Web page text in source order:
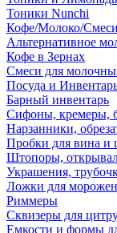
Тоники Nunchi
Кофе/Молоко/
Альтернативное
Кофе в Зернах
Смеси для
Посуда и
Барный инвентарь
Сифоны, кремеры,
Нарзанники,
Пробки для вина и
Штопоры,
Украшения,
Ложки для
Риммеры
Сквизеры для
Емкости и формы